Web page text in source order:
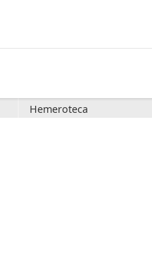
Hemeroteca